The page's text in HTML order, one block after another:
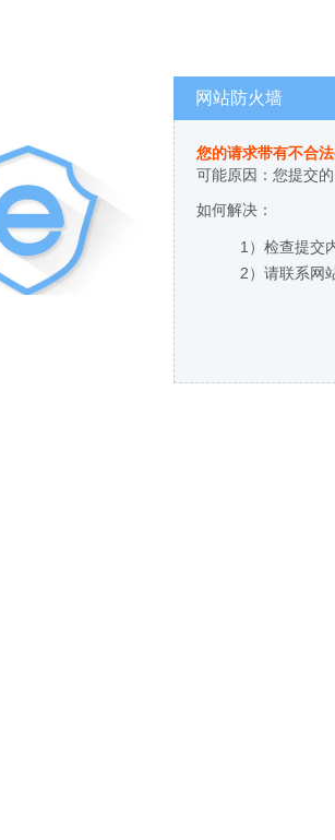
网站防火墙
您的请求带有不合
可能原因：您提交
如何解决：
1）检查提交
2）请联系网